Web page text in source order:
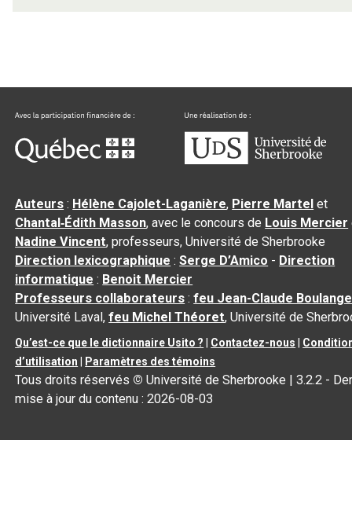
Auteurs : Hélène Cajolet-Laganière, Pierre Martel et
Chantal‑Édith Masson, avec le concours de Louis Mercier
Nadine Vincent, professeurs, Université de Sherbrooke
Direction lexicographique :Serge D’Amico - Direction
informatique : Benoit Mercier
Professeurs collaborateurs :feu Jean-Claude
Université Laval,feu Michel Théoret, Université de
Qu’est-ce que le dictionnaire Usito ? Contactez-nous
d’utilisation
Paramètres des témoins
Tous droits réservés © Université de Sherbrooke |3.2.2 -
mise à jour du contenu :2026-08-03